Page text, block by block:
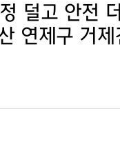
덜고 안전
연제구 거